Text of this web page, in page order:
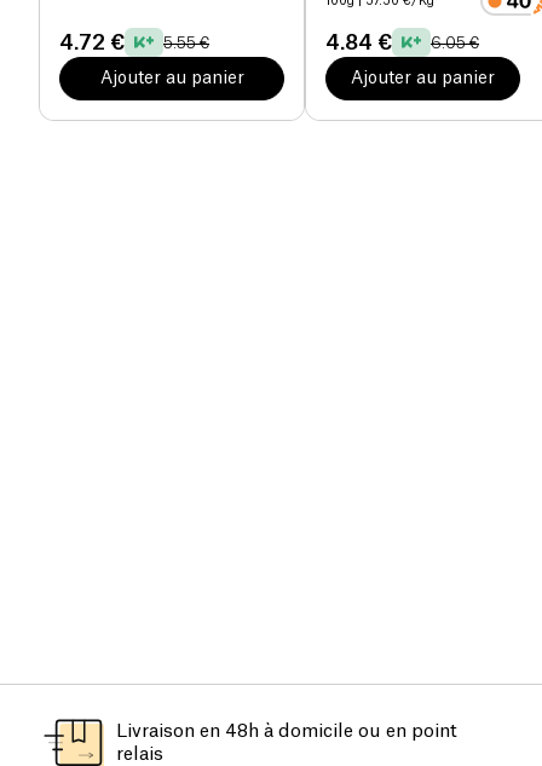
4.72 € 5.55 €
Ajouter au panier
4.84 € 6.05 €
Ajouter au panier
Livraison en 48h à domicile ou en point
relais